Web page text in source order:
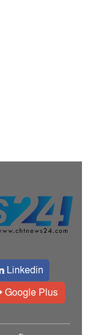
Linkedin
Google Plus